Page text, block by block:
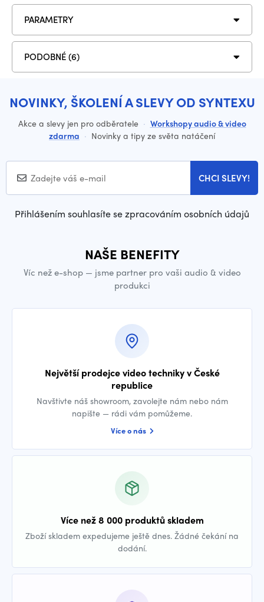
PARAMETRY
PODOBNÉ (6)
NOVINKY, ŠKOLENÍ A SLEVY OD SYNTEXU
Akce a slevy jen pro odběratele · Workshopy audio & video
zdarma · Novinky a tipy ze světa natáčení
CHCI SLEVY!
Přihlášením souhlasíte se zpracováním osobních údajů
NAŠE BENEFITY
Víc než e-shop — jsme partner pro vaši audio & video
produkci
Největší prodejce video techniky v České
republice
Navštivte náš showroom, zavolejte nám nebo nám
napište — rádi vám pomůžeme.
Více o nás
Více než 8 000 produktů skladem
Zboží skladem expedujeme ještě dnes. Žádné čekání na
dodání.